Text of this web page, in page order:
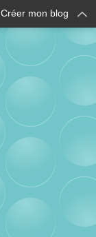
Créer mon blog